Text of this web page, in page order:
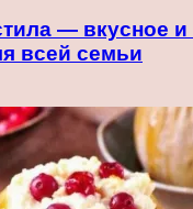
— вкусное и
всей семьи